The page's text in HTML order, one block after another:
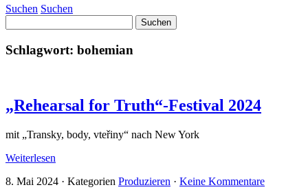
Suchen Suchen
nach:
Schlagwort: bohemian
„Rehearsal for Truth“-Festival 2024
mit „Transky, body, vteřiny“ nach New York
Weiterlesen
8. Mai 2024 · Kategorien Produzieren · Keine Kommentare